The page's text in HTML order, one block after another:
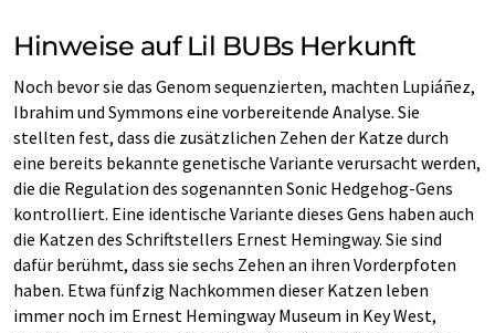
Hinweise auf Lil BUBs Herkunft
Noch bevor sie das Genom sequenzierten, machten Lupiáñez,
Ibrahim und Symmons eine vorbereitende Analyse. Sie
stellten fest, dass die zusätzlichen Zehen der Katze durch
eine bereits bekannte genetische Variante verursacht werden,
die die Regulation des sogenannten Sonic Hedgehog-Gens
kontrolliert. Eine identische Variante dieses Gens haben auch
die Katzen des Schriftstellers Ernest Hemingway. Sie sind
dafür berühmt, dass sie sechs Zehen an ihren Vorderpfoten
haben. Etwa fünfzig Nachkommen dieser Katzen leben
immer noch im Ernest Hemingway Museum in Key West,